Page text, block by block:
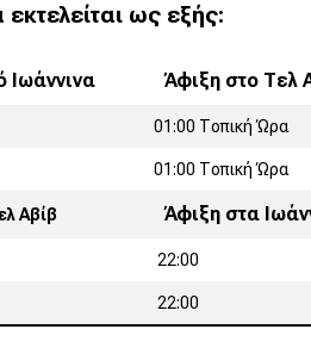
ως εξής:
Άφιξη στο Τελ
01:00 Τοπική Ώρα
01:00 Τοπική Ώρα
Αβίβ Άφιξη στα
22:00
22:00